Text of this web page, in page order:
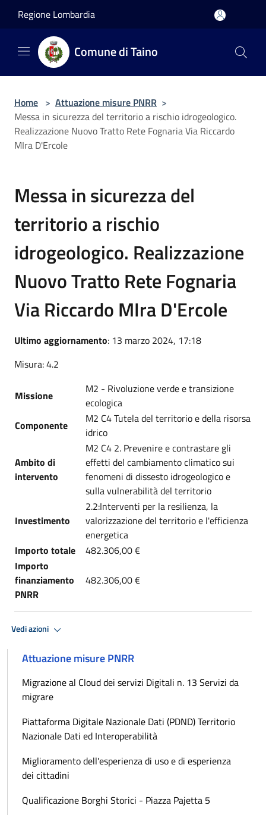
Regione Lombardia
Comune di Taino
Home > Attuazione misure PNRR >
Messa in sicurezza del territorio a rischio idrogeologico.
Realizzazione Nuovo Tratto Rete Fognaria Via Riccardo
MIra D'Ercole
Messa in sicurezza del
territorio a rischio
idrogeologico. Realizzazione
Nuovo Tratto Rete Fognaria
Via Riccardo MIra D'Ercole
Ultimo aggiornamento: 13 marzo 2024, 17:18
Misura: 4.2
Missione
M2 - Rivoluzione verde e transizione
ecologica
Componente
M2 C4 Tutela del territorio e della risorsa
idrico
Ambito di
intervento
M2 C4 2. Prevenire e contrastare gli
effetti del cambiamento climatico sui
fenomeni di dissesto idrogeologico e
sulla vulnerabilità del territorio
Investimento
2.2:Interventi per la resilienza, la
valorizzazione del territorio e l'efficienza
energetica
Importo totale
482.306,00 €
Importo
finanziamento
PNRR
482.306,00 €
Vedi azioni
Attuazione misure PNRR
Migrazione al Cloud dei servizi Digitali n. 13 Servizi da
migrare
Piattaforma Digitale Nazionale Dati (PDND) Territorio
Nazionale Dati ed Interoperabilità
Miglioramento dell'esperienza di uso e di esperienza
dei cittadini
Qualificazione Borghi Storici - Piazza Pajetta 5